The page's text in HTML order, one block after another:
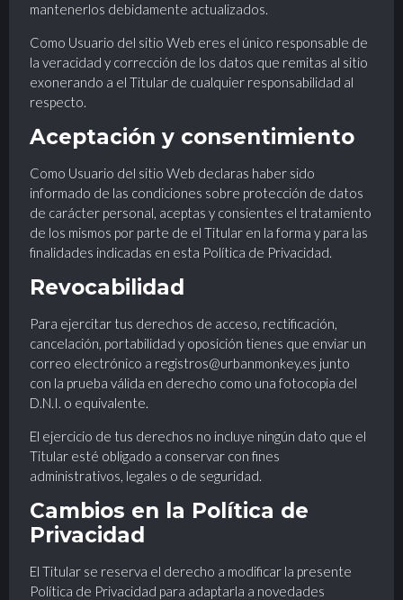
mantenerlos debidamente actualizados.
Como Usuario del sitio Web eres el único responsable de
la veracidad y corrección de los datos que remitas al sitio
exonerando a el Titular de cualquier responsabilidad al
respecto.
Aceptación y consentimiento
Como Usuario del sitio Web declaras haber sido
informado de las condiciones sobre protección de datos
de carácter personal, aceptas y consientes el tratamiento
de los mismos por parte de el Titular en la forma y para las
finalidades indicadas en esta Política de Privacidad.
Revocabilidad
Para ejercitar tus derechos de acceso, rectificación,
cancelación, portabilidad y oposición tienes que enviar un
correo electrónico a registros@urbanmonkey.es junto
con la prueba válida en derecho como una fotocopia del
D.N.I. o equivalente.
El ejercicio de tus derechos no incluye ningún dato que el
Titular esté obligado a conservar con fines
administrativos, legales o de seguridad.
Cambios en la Política de
Privacidad
El Titular se reserva el derecho a modificar la presente
Política de Privacidad para adaptarla a novedades